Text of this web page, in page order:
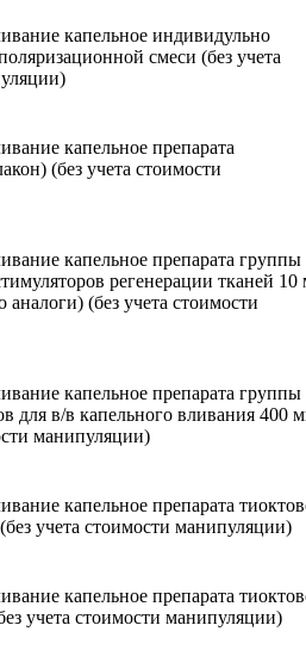
капельное индивидульно
смеси (без учета
капельное препарата
(без учета стоимости
капельное препарата группы
регенерации тканей 10
аналоги) (без учета стоимости
капельное препарата группы
для в/в капельного вливания 400
манипуляции)
капельное препарата
учета стоимости манипуляции)
капельное препарата
учета стоимости манипуляции)